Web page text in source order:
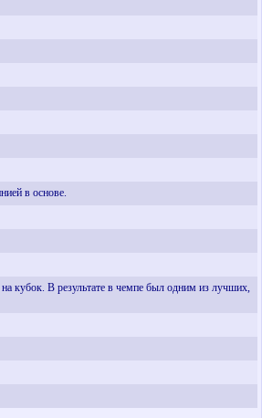
в основе.
кубок. В результате в чемпе был одним из лучших,